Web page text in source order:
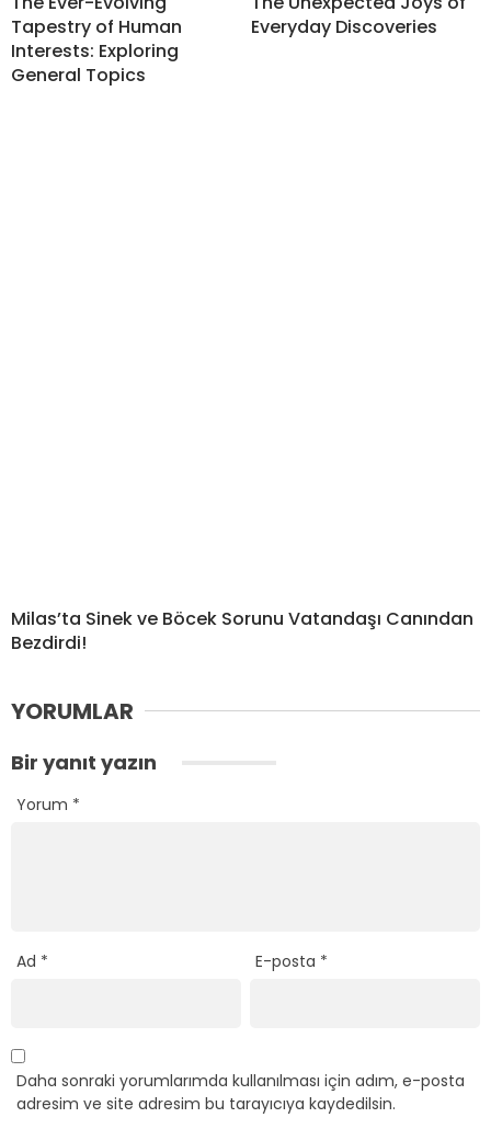
Tapestry of Human
Interests: Exploring
General Topics
Everyday Discoveries
Milas’ta Sinek ve Böcek Sorunu Vatandaşı Canından
Bezdirdi!
YORUMLAR
Bir yanıt yazın
Yorum *
Ad * E-posta *
Daha sonraki yorumlarımda kullanılması için adım, e-posta
adresim ve site adresim bu tarayıcıya kaydedilsin.